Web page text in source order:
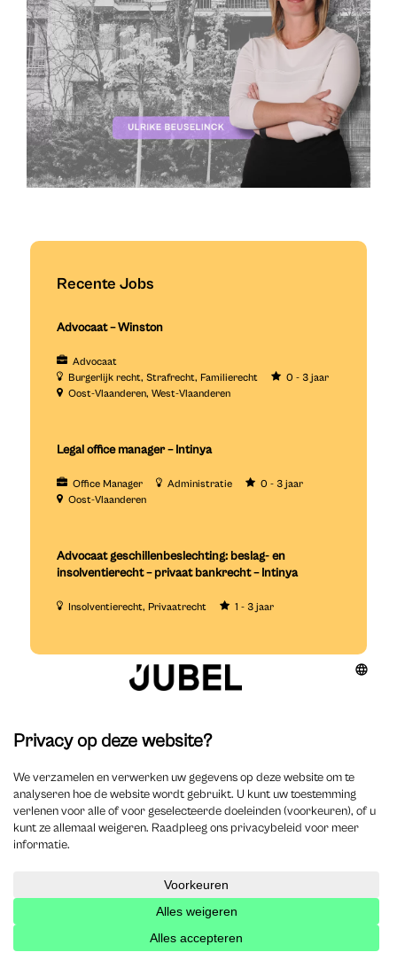
Recente Jobs
Advocaat – Winston
Advocaat
Burgerlijk recht Strafrecht Familierecht
0 - 3 jaar
Oost-Vlaanderen West-Vlaanderen
Legal office manager – Intinya
Office Manager Administratie
0 - 3 jaar
Oost-Vlaanderen
Advocaat geschillenbeslechting: beslag- en
insolventierecht – privaat bankrecht – Intinya
Insolventierecht Privaatrecht 1 - 3 jaar
Ook interessant